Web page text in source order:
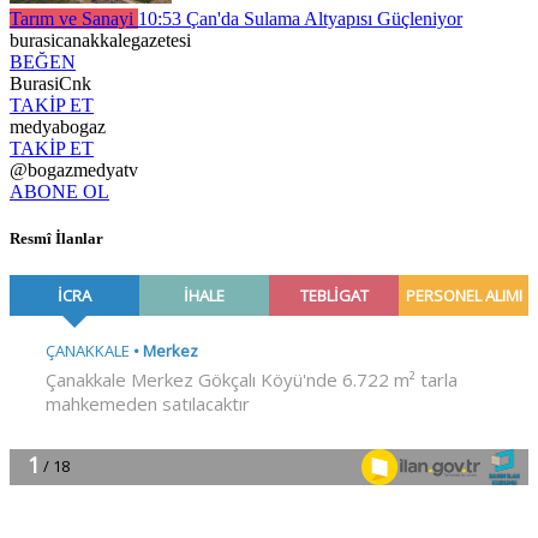
Tarım ve Sanayi 10:53 Çan'da Sulama Altyapısı Güçleniyor
burasicanakkalegazetesi
BEĞEN
BurasiCnk
TAKİP ET
medyabogaz
TAKİP ET
@bogazmedyatv
ABONE OL
Resmî İlanlar